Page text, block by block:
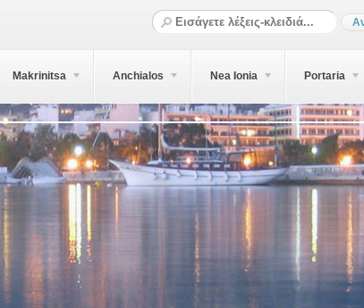
Makrinitsa Anchialos Nea Ionia Portaria